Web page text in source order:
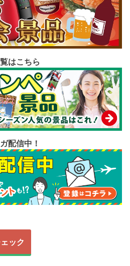
はこちら
配信中！
ック